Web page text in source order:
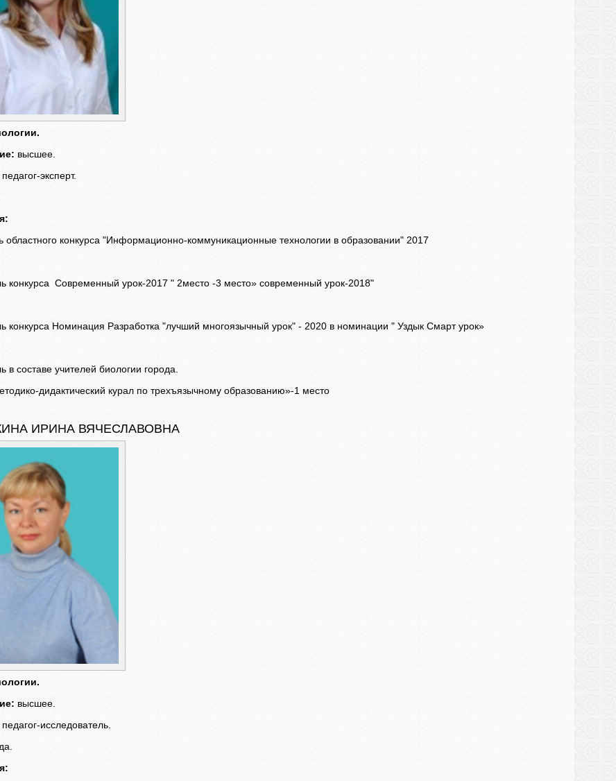
высшее.
педагог-эксперт.
областного конкурса "Информационно-коммуникационные технологии в образовании" 2017
конкурса Современный урок-2017 " 2место -3 место» современный урок-2018"
конкурса Номинация Разработка "лучший многоязычный урок" - 2020 в номинации " Уздык Смарт урок»
в составе учителей биологии города.
дидактический курал по трехъязычному образованию»-1 место
ИРИНА ВЯЧЕСЛАВОВНА
высшее.
педагог-исследователь.